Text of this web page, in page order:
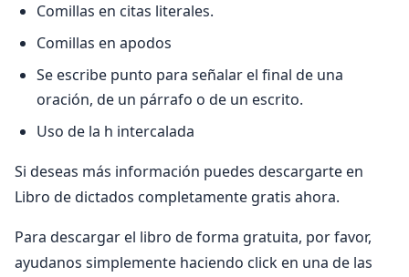
Comillas en citas literales.
Comillas en apodos
Se escribe punto para señalar el final de una
oración, de un párrafo o de un escrito.
Uso de la h intercalada
Si deseas más información puedes descargarte en
Libro de dictados completamente gratis ahora.
Para descargar el libro de forma gratuita, por favor,
ayudanos simplemente haciendo click en una de las